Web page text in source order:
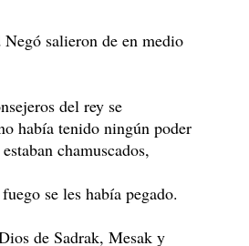
salieron de en medio
del rey se
había tenido ningún poder
chamuscados,
se les había pegado.
de Sadrak, Mesak y